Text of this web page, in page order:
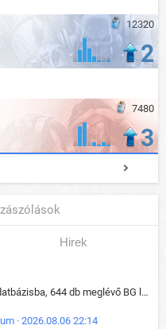
12320
2
7480
3
Hirek
149 új BG lap került be az adatbázisba, 644 db meglévő BG lap módosult, bekerültek az új képek a megváltozott lapokhoz is.
· 2026.08.06 22:14